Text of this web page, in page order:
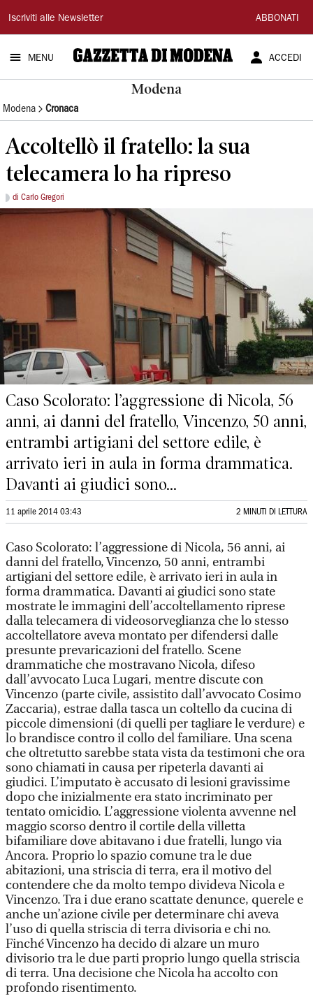
Gazzetta
di
Modena
Iscriviti alle Newsletter ABBONATI
MENU ACCEDI
Modena
Modena Cronaca
Accoltellò il fratello: la sua
telecamera lo ha ripreso
di Carlo Gregori
Caso Scolorato: l’aggressione di Nicola, 56
anni, ai danni del fratello, Vincenzo, 50 anni,
entrambi artigiani del settore edile, è
arrivato ieri in aula in forma drammatica.
Davanti ai giudici sono...
11 aprile 2014 03:43 2 MINUTI DI LETTURA
Caso Scolorato: l’aggressione di Nicola, 56 anni, ai
danni del fratello, Vincenzo, 50 anni, entrambi
artigiani del settore edile, è arrivato ieri in aula in
forma drammatica. Davanti ai giudici sono state
mostrate le immagini dell’accoltellamento riprese
dalla telecamera di videosorveglianza che lo stesso
accoltellatore aveva montato per difendersi dalle
presunte prevaricazioni del fratello. Scene
drammatiche che mostravano Nicola, difeso
dall’avvocato Luca Lugari, mentre discute con
Vincenzo (parte civile, assistito dall’avvocato Cosimo
Zaccaria), estrae dalla tasca un coltello da cucina di
piccole dimensioni (di quelli per tagliare le verdure) e
lo brandisce contro il collo del familiare. Una scena
che oltretutto sarebbe stata vista da testimoni che ora
sono chiamati in causa per ripeterla davanti ai
giudici. L’imputato è accusato di lesioni gravissime
dopo che inizialmente era stato incriminato per
tentato omicidio. L’aggressione violenta avvenne nel
maggio scorso dentro il cortile della villetta
bifamiliare dove abitavano i due fratelli, lungo via
Ancora. Proprio lo spazio comune tra le due
abitazioni, una striscia di terra, era il motivo del
contendere che da molto tempo divideva Nicola e
Vincenzo. Tra i due erano scattate denunce, querele e
anche un’azione civile per determinare chi aveva
l’uso di quella striscia di terra divisoria e chi no.
Finché Vincenzo ha decido di alzare un muro
divisorio tra le due parti proprio lungo quella striscia
di terra. Una decisione che Nicola ha accolto con
profondo risentimento.